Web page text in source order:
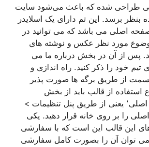
طراحی شده که باعث می‌شود سایت
برسد. این تم دارای یک اسلایدر
اصلی می باشد که می توانید در
مورد نظر عکس و نوشته های
پس از آن در بخش درباره ما می
تیم خود را ذکر کنید. راه اندازی و
از طریق برگه ها صورت پذیر
از قالب باید از بخش
تنظیمات صفحه اصلی٬ یعنی از طریق پنل تنظیمات >
را بر روی خانه قرار دهید. یکی
های این قالب این است که با سفارشی
توان آن را بصورت کامل سفارشی